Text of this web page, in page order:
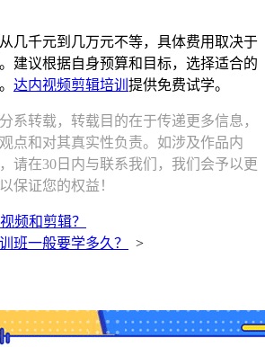
几千元到几万元不等，具体费用取决于
建议根据自身预算和目标，选择适合的
达内视频剪辑培训 提供免费试学。
系转载，转载目的在于传递更多信息，
点和对其真实性负责。如涉及作品内
请在30日内与联系我们，我们会予以更
保证您的权益！
频和剪辑？
班一般要学多久？ >